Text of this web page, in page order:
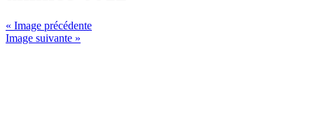
« Image précédente
Image suivante »